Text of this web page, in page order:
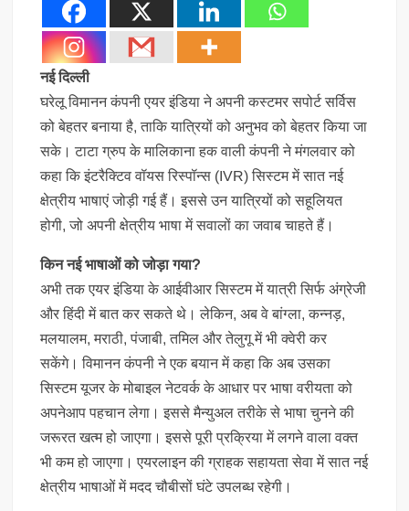
नई दिल्ली
घरेलू विमानन कंपनी एयर इंडिया ने अपनी कस्टमर सपोर्ट सर्विस
को बेहतर बनाया है, ताकि यात्रियों को अनुभव को बेहतर किया जा
सके। टाटा ग्रुप के मालिकाना हक वाली कंपनी ने मंगलवार को
कहा कि इंटरैक्टिव वॉयस रिस्पॉन्स (IVR) सिस्टम में सात नई
क्षेत्रीय भाषाएं जोड़ी गई हैं। इससे उन यात्रियों को सहूलियत
होगी, जो अपनी क्षेत्रीय भाषा में सवालों का जवाब चाहते हैं।
किन नई भाषाओं को जोड़ा गया?
अभी तक एयर इंडिया के आईवीआर सिस्टम में यात्री सिर्फ अंग्रेजी
और हिंदी में बात कर सकते थे। लेकिन, अब वे बांग्ला, कन्नड़,
मलयालम, मराठी, पंजाबी, तमिल और तेलुगू में भी क्वेरी कर
सकेंगे। विमानन कंपनी ने एक बयान में कहा कि अब उसका
सिस्टम यूजर के मोबाइल नेटवर्क के आधार पर भाषा वरीयता को
अपनेआप पहचान लेगा। इससे मैन्युअल तरीके से भाषा चुनने की
जरूरत खत्म हो जाएगा। इससे पूरी प्रक्रिया में लगने वाला वक्त
भी कम हो जाएगा। एयरलाइन की ग्राहक सहायता सेवा में सात नई
क्षेत्रीय भाषाओं में मदद चौबीसों घंटे उपलब्ध रहेगी।